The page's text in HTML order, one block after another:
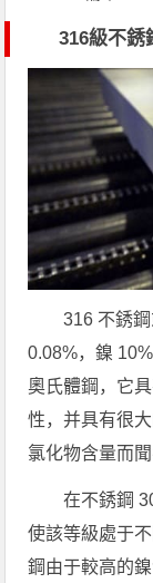
316級不銹
316 不銹
0.08%，鎳
奧氏體鋼 ，它
性，并具有很
氯化物含量而
在不銹鋼
使該等級處于
鋼由于較高的